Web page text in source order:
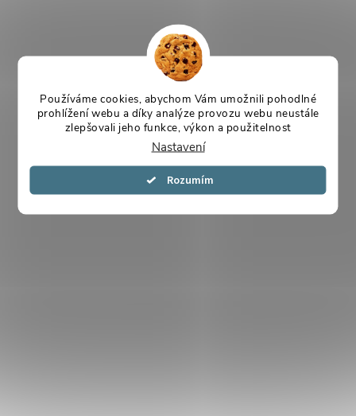
Používáme cookies, abychom Vám umožnili pohodlné
prohlížení webu a díky analýze provozu webu neustále
zlepšovali jeho funkce, výkon a použitelnost
Nastavení
Souhlasím